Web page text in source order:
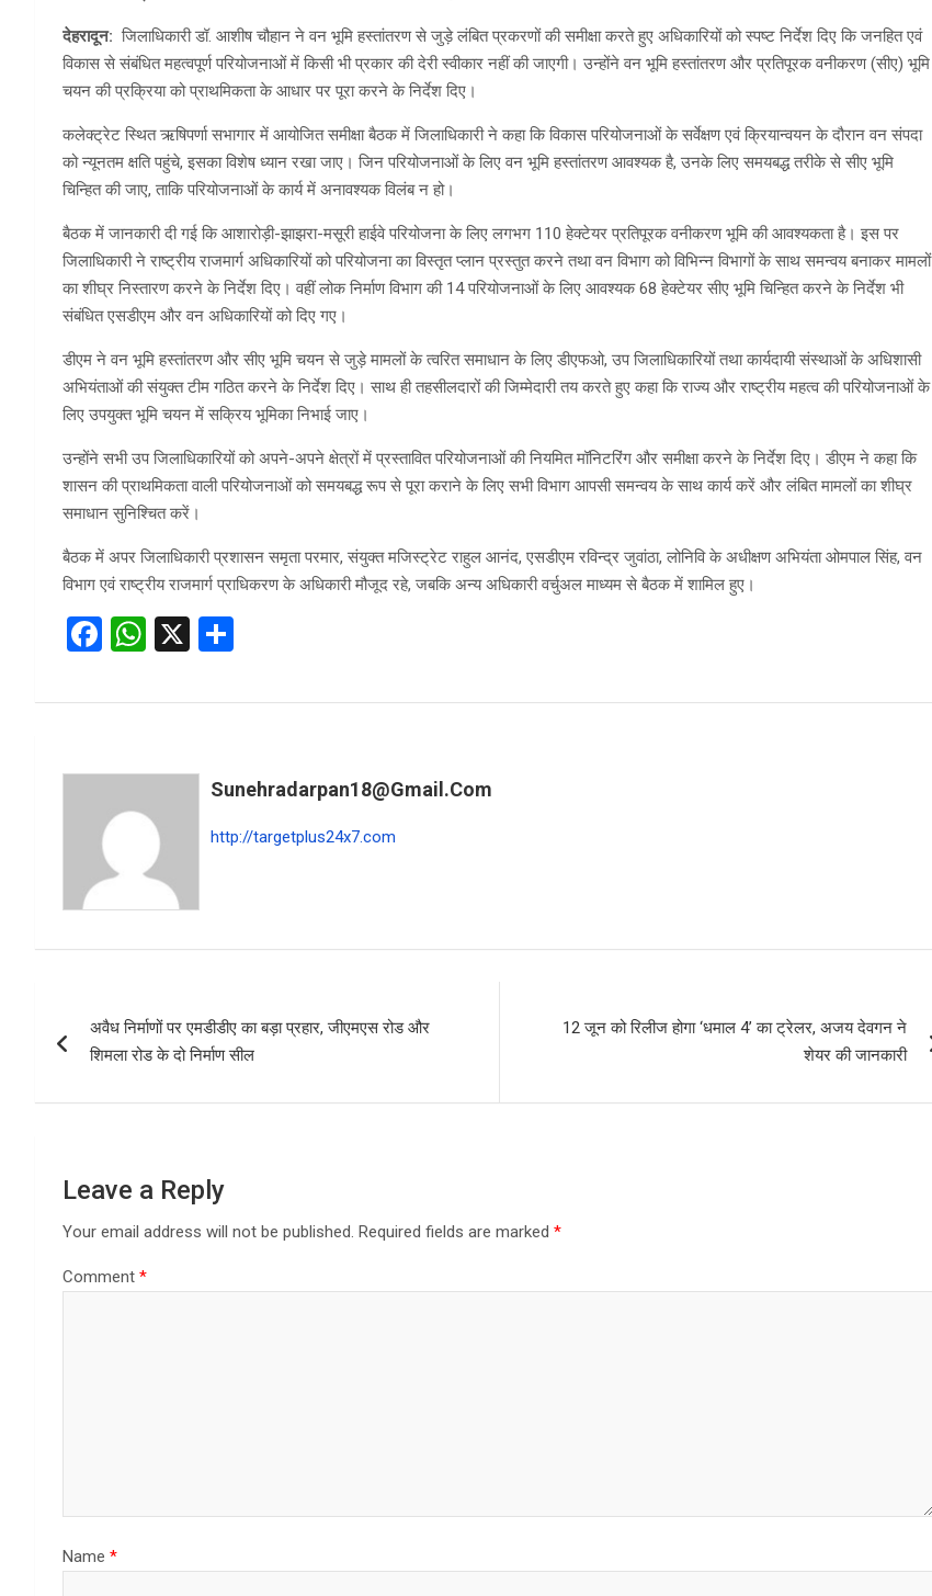
देहरादून: जिलाधिकारी डॉ. आशीष चौहान ने वन भूमि हस्तांतरण से जुड़े लंबित प्रकरणों की समीक्षा करते हुए अधिकारियों को स्पष्ट निर्देश दिए कि जनहित एवं
विकास से संबंधित महत्वपूर्ण परियोजनाओं में किसी भी प्रकार की देरी स्वीकार नहीं की जाएगी। उन्होंने वन भूमि हस्तांतरण और प्रतिपूरक वनीकरण (सीए) भूमि
चयन की प्रक्रिया को प्राथमिकता के आधार पर पूरा करने के निर्देश दिए।
कलेक्ट्रेट स्थित ऋषिपर्णा सभागार में आयोजित समीक्षा बैठक में जिलाधिकारी ने कहा कि विकास परियोजनाओं के सर्वेक्षण एवं क्रियान्वयन के दौरान वन संपदा
को न्यूनतम क्षति पहुंचे, इसका विशेष ध्यान रखा जाए। जिन परियोजनाओं के लिए वन भूमि हस्तांतरण आवश्यक है, उनके लिए समयबद्ध तरीके से सीए भूमि
चिन्हित की जाए, ताकि परियोजनाओं के कार्य में अनावश्यक विलंब न हो।
बैठक में जानकारी दी गई कि आशारोड़ी-झाझरा-मसूरी हाईवे परियोजना के लिए लगभग 110 हेक्टेयर प्रतिपूरक वनीकरण भूमि की आवश्यकता है। इस पर
जिलाधिकारी ने राष्ट्रीय राजमार्ग अधिकारियों को परियोजना का विस्तृत प्लान प्रस्तुत करने तथा वन विभाग को विभिन्न विभागों के साथ समन्वय बनाकर मामलों
का शीघ्र निस्तारण करने के निर्देश दिए। वहीं लोक निर्माण विभाग की 14 परियोजनाओं के लिए आवश्यक 68 हेक्टेयर सीए भूमि चिन्हित करने के निर्देश भी
संबंधित एसडीएम और वन अधिकारियों को दिए गए।
डीएम ने वन भूमि हस्तांतरण और सीए भूमि चयन से जुड़े मामलों के त्वरित समाधान के लिए डीएफओ, उप जिलाधिकारियों तथा कार्यदायी संस्थाओं के अधिशासी
अभियंताओं की संयुक्त टीम गठित करने के निर्देश दिए। साथ ही तहसीलदारों की जिम्मेदारी तय करते हुए कहा कि राज्य और राष्ट्रीय महत्व की परियोजनाओं के
लिए उपयुक्त भूमि चयन में सक्रिय भूमिका निभाई जाए।
उन्होंने सभी उप जिलाधिकारियों को अपने-अपने क्षेत्रों में प्रस्तावित परियोजनाओं की नियमित मॉनिटरिंग और समीक्षा करने के निर्देश दिए। डीएम ने कहा कि
शासन की प्राथमिकता वाली परियोजनाओं को समयबद्ध रूप से पूरा कराने के लिए सभी विभाग आपसी समन्वय के साथ कार्य करें और लंबित मामलों का शीघ्र
समाधान सुनिश्चित करें।
बैठक में अपर जिलाधिकारी प्रशासन समृता परमार, संयुक्त मजिस्ट्रेट राहुल आनंद, एसडीएम रविन्द्र जुवांठा, लोनिवि के अधीक्षण अभियंता ओमपाल सिंह, वन
विभाग एवं राष्ट्रीय राजमार्ग प्राधिकरण के अधिकारी मौजूद रहे, जबकि अन्य अधिकारी वर्चुअल माध्यम से बैठक में शामिल हुए।
F
ce
o
o
k
W
at
A
p
p
X
ar
Sunehradarpan18@gmail.com
http://targetplus24x7.com
navigation
अवैध निर्माणों पर एमडीडीए का बड़ा प्रहार, जीएमएस रोड और
शिमला रोड के दो निर्माण सील
12 जून को रिलीज होगा ‘धमाल 4’ का ट्रेलर, अजय देवगन ने
शेयर की जानकारी
Leave a Reply
Your email address will not be published. Required fields are marked *
Comment *
Name *